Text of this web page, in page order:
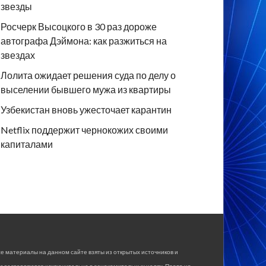
звезды
Росчерк Высоцкого в 30 раз дороже
автографа Дэймона: как разжиться на
звездах
Лолита ожидает решения суда по делу о
выселении бывшего мужа из квартиры
Узбекистан вновь ужесточает карантин
Netflix поддержит чернокожих своими
капиталами
материалы на данном сайте взяты из открытых источников и